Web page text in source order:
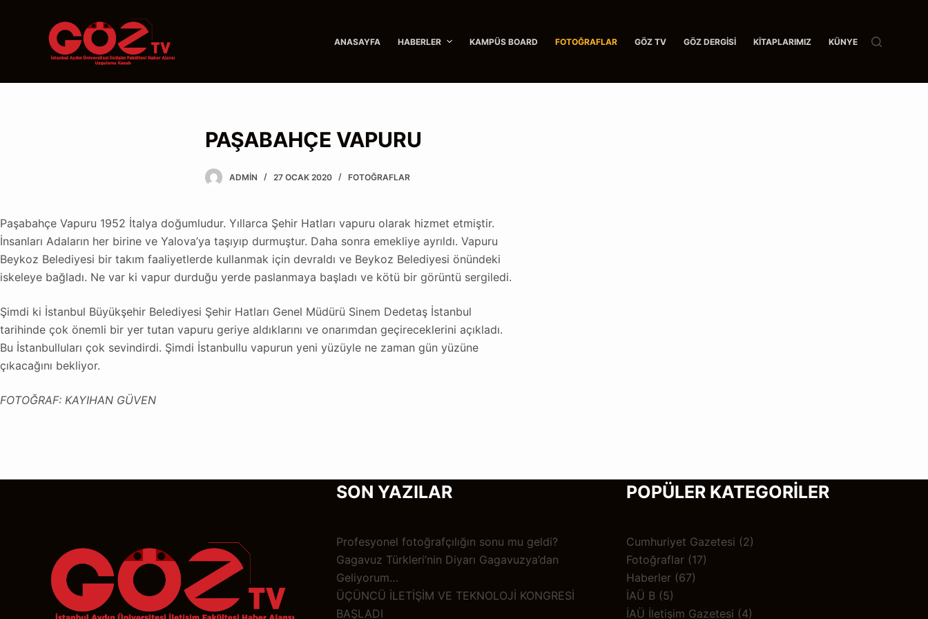
t
ANASAYFA HABERLER KAMPÜS BOARD FOTOĞRAFLAR GÖZ TV GÖZ DERGISI KITAPLARIMIZ KÜNYE
PAŞABAHÇE VAPURU
ADMIN 27 OCAK 2020 FOTOĞRAFLAR
Paşabahçe Vapuru 1952 İtalya doğumludur. Yıllarca Şehir Hatları vapuru olarak hizmet etmiştir.
İnsanları Adaların her birine ve Yalova’ya taşıyıp durmuştur. Daha sonra emekliye ayrıldı. Vapuru
Beykoz Belediyesi bir takım faaliyetlerde kullanmak için devraldı ve Beykoz Belediyesi önündeki
iskeleye bağladı. Ne var ki vapur durduğu yerde paslanmaya başladı ve kötü bir görüntü sergiledi.
Şimdi ki İstanbul Büyükşehir Belediyesi Şehir Hatları Genel Müdürü Sinem Dedetaş İstanbul
tarihinde çok önemli bir yer tutan vapuru geriye aldıklarını ve onarımdan geçireceklerini açıkladı.
Bu İstanbulluları çok sevindirdi. Şimdi İstanbullu vapurun yeni yüzüyle ne zaman gün yüzüne
çıkacağını bekliyor.
FOTOĞRAF: KAYIHAN GÜVEN
SON YAZILAR
Profesyonel fotoğrafçılığın sonu mu geldi?
Gagavuz Türkleri’nin Diyarı Gagavuzya’dan
Geliyorum…
ÜÇÜNCÜ İLETİŞİM VE TEKNOLOJİ KONGRESİ
BAŞLADI
POPÜLER KATEGORİLER
Cumhuriyet Gazetesi (2)
Fotoğraflar(17)
Haberler(67)
İAÜ B(5)
İAÜ İletişim Gazetesi (4)